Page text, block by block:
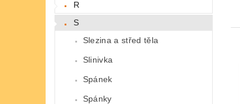
R
S
Slezina a střed těla
Slinivka
Spánek
Spánky